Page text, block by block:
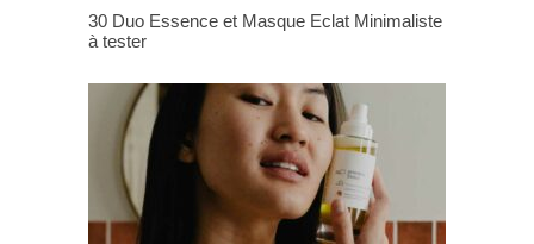
30 Duo Essence et Masque Eclat Minimaliste
à tester